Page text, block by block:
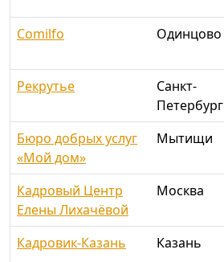
Comilfo Одинцово
Рекрутье
Санкт-
Петербург
Бюро добрых услуг
«Мой дом»
Мытищи
Кадровый Центр
Елены Лихачёвой
Москва
Кадровик-Казань Казань